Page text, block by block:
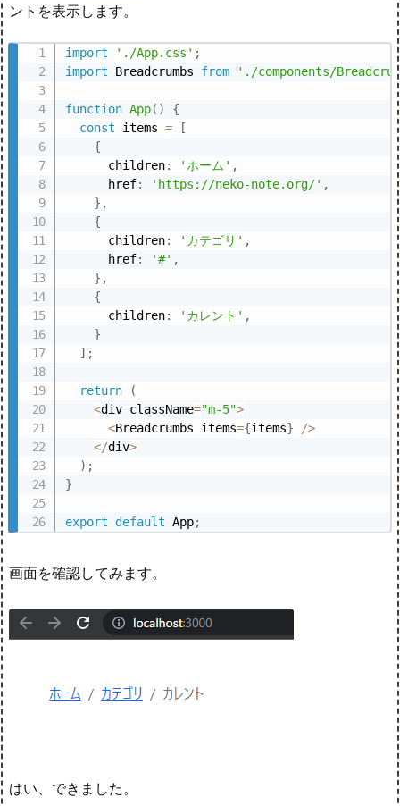
ントを表示します。
import './App.css' ;
import Breadcrumbs from './components/
function App( )
{
const items =
[
{
      children
: 'ホーム' ,
      href
: 'https://neko-note.org/' ,
} ,
{
      children
: 'カテゴリ' ,
      href
: '#' ,
} ,
{
      children
: 'カレント' ,
}
] ;
return
(
<div className="m-5">
<Breadcrumbs items={items} />
</div>
) ;
}
export default App;
画面を確認してみます。
はい、できました。